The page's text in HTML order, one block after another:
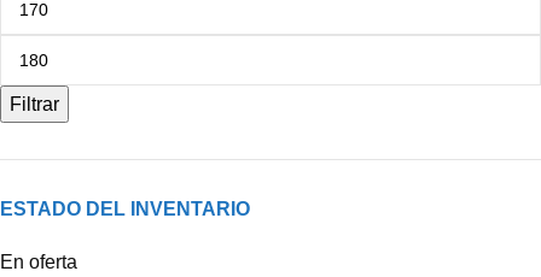
Filtrar
ESTADO DEL INVENTARIO
En oferta